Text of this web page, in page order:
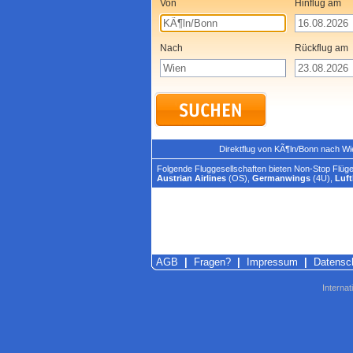
Von Hinflug am
Nach Rückflug am
Direktflug von KÃ¶ln/Bonn nach
Folgende Fluggesellschaften bieten Non-Stop
Austrian Airlines (OS), Germanwings (4U),
AGB Fragen? Impressum